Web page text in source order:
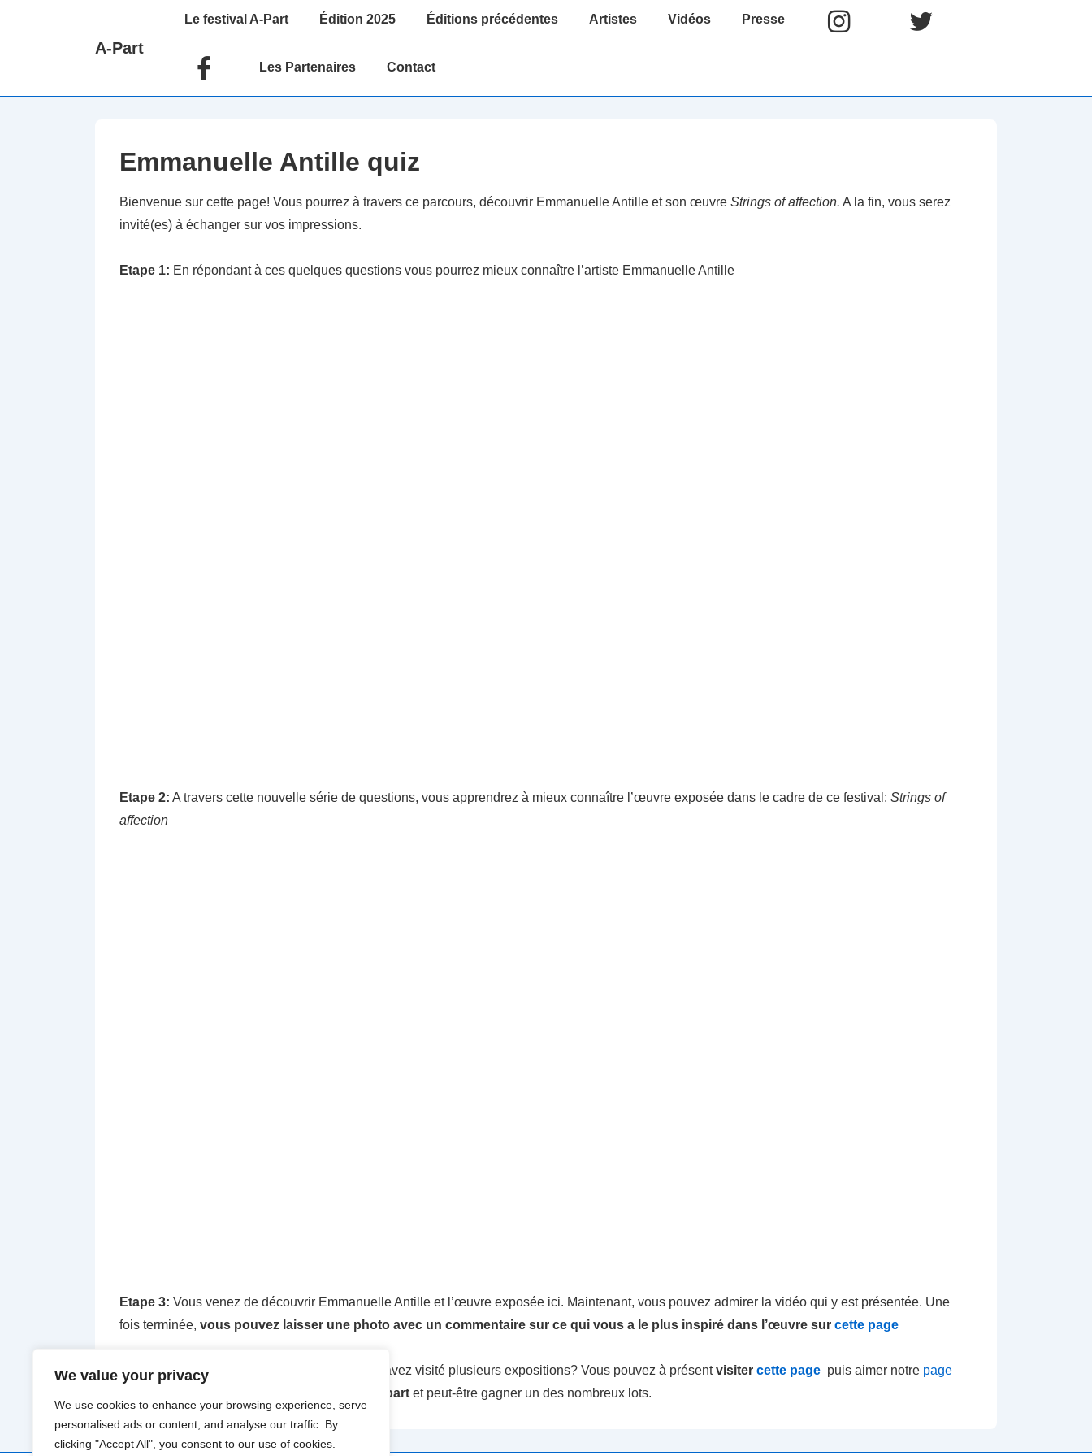
We value your privacy
We use cookies to enhance your browsing experience, serve
personalised ads or content, and analyse our traffic. By
clicking "Accept All", you consent to our use of cookies.
principal
A-Part
Main
Le festival A-Part Édition 2025 Éditions précédentes Artistes Vidéos Presse
Les Partenaires Contact
Emmanuelle Antille quiz
Bienvenue sur cette page! Vous pourrez à travers ce parcours, découvrir Emmanuelle Antille et son œuvre Strings of affection. A la fin, vous serez
invité(es) à échanger sur vos impressions.
Etape 1: En répondant à ces quelques questions vous pourrez mieux connaître l’artiste Emmanuelle Antille
Etape 2: A travers cette nouvelle série de questions, vous apprendrez à mieux connaître l’œuvre exposée dans le cadre de ce festival: Strings of
affection
Etape 3: Vous venez de découvrir Emmanuelle Antille et l’œuvre exposée ici. Maintenant, vous pouvez admirer la vidéo qui y est présentée. Une
fois terminée, vous pouvez laisser une photo avec un commentaire sur ce qui vous a le plus inspiré dans l’œuvre sur cette page
Etape 4:Nous voici à la dernière étape. Vous avez visité plusieurs expositions? Vous pouvez à présentvisiter cette page puis aimer notre page
Jeu-concours a-part et peut-être gagner un des nombreux lots.